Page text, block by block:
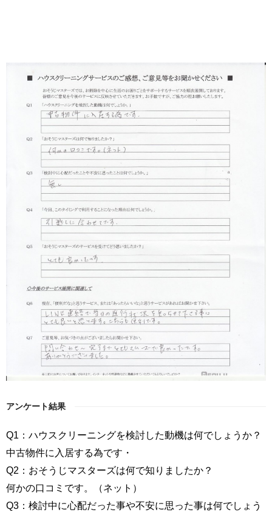
アンケート結果
Q1：ハウスクリーニングを検討した動機は何でしょうか？
中古物件に入居する為です・
Q2：おそうじマスターズは何で知りましたか？
何かの口コミです。（ネット）
Q3：検討中に心配だった事や不安に思った事は何でしょう